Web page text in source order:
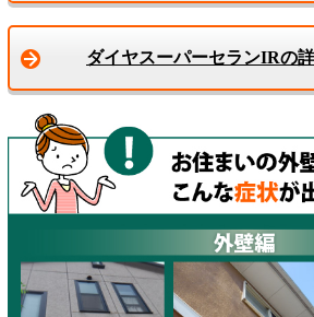
ダイヤスーパーセランIRの